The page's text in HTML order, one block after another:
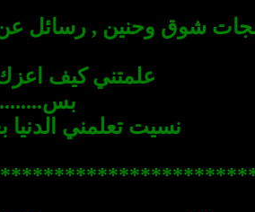
شوق وحنين , رسائل عن
علمتني كيف
نسيت تعلمني